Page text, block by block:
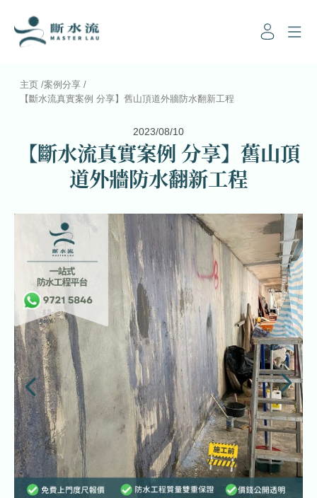
主页 /案例分享 /
【斷水流真實案例 分享】舊山頂道外牆防水翻新工程
2023/08/10
【斷水流真實案例 分享】舊山頂
道外牆防水翻新工程